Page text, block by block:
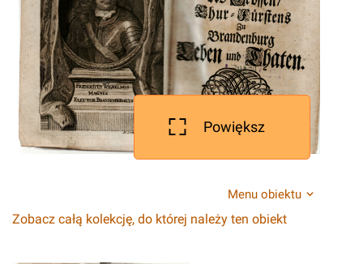
Powiększ
Menu obiektu
Zobacz całą kolekcję, do której należy ten obiekt